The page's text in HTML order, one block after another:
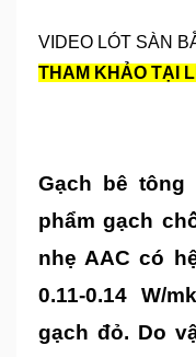
VIDEO LÓT SÀN
THAM KHẢO TẠI
Gạch bê tông
phẩm gạch
nhẹ AAC có
0.11-0.14 W/
gạch đỏ. Do